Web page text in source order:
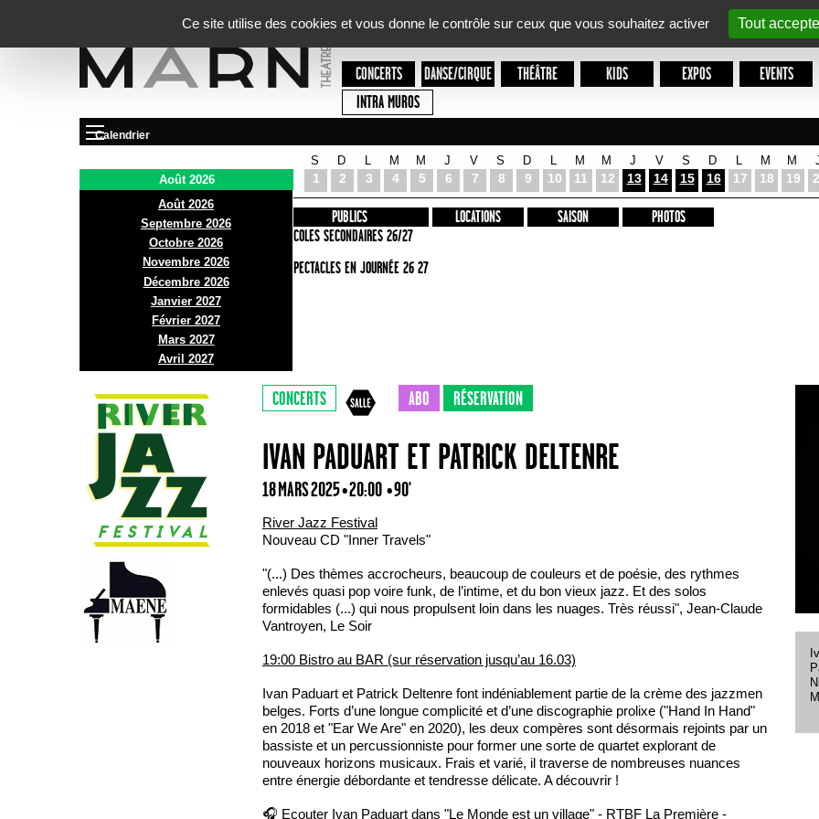
Ce site utilise des cookies et vous donne le contrôle sur ceux que vous souhaitez activer
Tout
CONCERTS DANSE/CIRQUE THÉÂTRE KIDS EXPOS
EVENTS
INTRA MUROS
Calendrier
Août 2026
Août 2026
Septembre 2026
Octobre 2026
Novembre 2026
Décembre 2026
Janvier 2027
Février 2027
Mars 2027
Avril 2027
S
1
D
2 3
M
4
M
5
J
6
V
7
S
8
D
9 10
M
11
M
12
J
13
V
14
S
15
D
16 17
M
18
M
19
PRÉSENTATION
INFOS PRATIQUES
ACCES
BAR ET BISTRO
BILLETTERIE
PUBLICS
ECOLES SECONDAIRES 26/27
SPECTACLES EN JOURNÉE 26 27
LOCATIONS SAISON PHOTOS
CONCERTS ABO RÉSERVATION
IVAN PADUART ET PATRICK DELTENRE
18 MARS 2025 • 20:00 • 90'
River Jazz Festival
Nouveau CD "Inner Travels"
"(...) Des thèmes accrocheurs, beaucoup de couleurs et de poésie, des rythmes
enlevés quasi pop voire funk, de l’intime, et du bon vieux jazz. Et des solos
formidables (...) qui nous propulsent loin dans les nuages. Très réussi", Jean-Claude
Vantroyen, Le Soir
19:00 Bistro au BAR (sur réservation jusqu’au 16.03)
Ivan Paduart et Patrick Deltenre font indéniablement partie de la crème des jazzmen
belges. Forts d’une longue complicité et d’une discographie prolixe ("Hand In Hand"
en 2018 et "Ear We Are" en 2020), les deux compères sont désormais rejoints par un
bassiste et un percussionniste pour former une sorte de quartet explorant de
nouveaux horizons musicaux. Frais et varié, il traverse de nombreuses nuances
entre énergie débordante et tendresse délicate. A découvrir !
🎧 Ecouter Ivan Paduart dans "Le Monde est un village" - RTBF La Première -